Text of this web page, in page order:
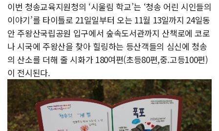
이번 청송교육지원청의 ‘시울림 학교’는 ‘청송 어린 시인들의
이야기’를 타이틀로 21일일부터 오는 11월 13일까지 24일동
안 주왕산국립공원 입구에서 숲속도서관까지 산책로에 코로
나 시국에 주왕산을 찾아 힐링하는 등산객들의 심신에 청송
의 산소를 더해 줄 시화가 180여편(초등80편,중.고등100편)
이 전시된다.